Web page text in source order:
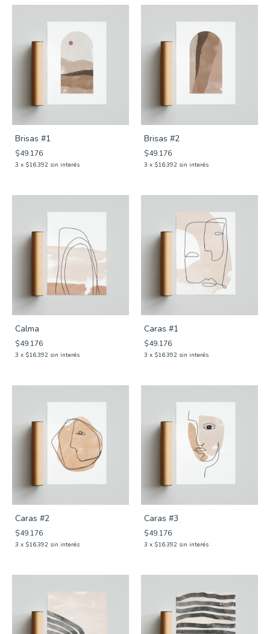
Brisas #1
$49.176
3 x $16.392 sin interés
Brisas #2
$49.176
3 x $16.392 sin interés
Calma
$49.176
3 x $16.392 sin interés
Caras #1
$49.176
3 x $16.392 sin interés
Caras #2
$49.176
3 x $16.392 sin interés
Caras #3
$49.176
3 x $16.392 sin interés